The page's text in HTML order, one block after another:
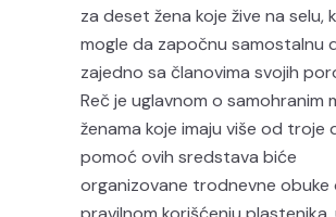
za deset žena koje žive na selu,
mogle da započnu samostalnu
zajedno sa članovima svojih
Reč je uglavnom o samohranim
ženama koje imaju više od troje
pomoć ovih sredstava biće
organizovane trodnevne obuke